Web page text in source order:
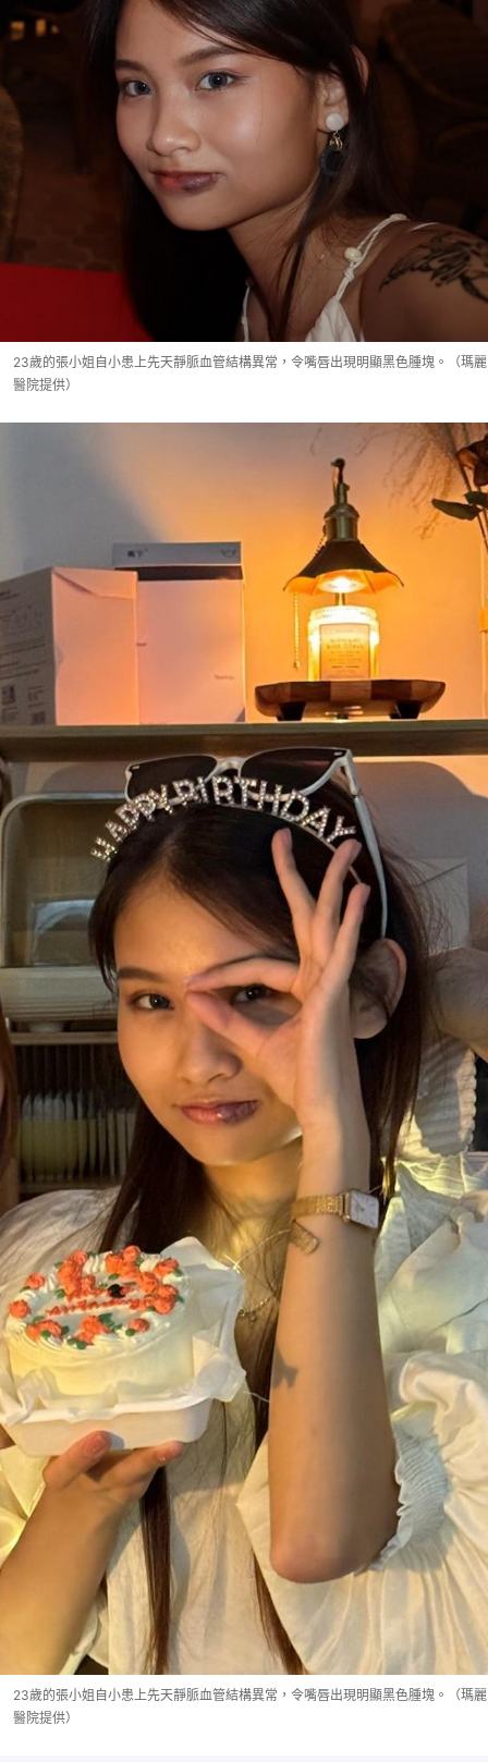
23歲的張小姐自小患上先天靜脈血管結構異常，令嘴唇出現明顯黑色腫塊。（瑪麗
醫院提供）
23歲的張小姐自小患上先天靜脈血管結構異常，令嘴唇出現明顯黑色腫塊。（瑪麗
醫院提供）